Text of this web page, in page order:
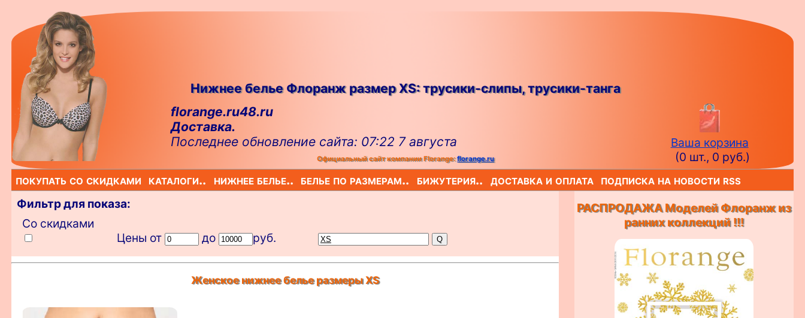
Нижнее белье Флоранж размер XS: трусики-слипы, трусики-танга
florange.ru48.ru
Доставка.
Последнее обновление сайта: 07:22 7 августа
Официальный сайт компании Florange:florange.ru
Ваша корзина
(0 шт., 0 руб.)
покупать со скидками каталоги.. нижнее белье.. белье по размерам.. бижутерия.. доставка и оплата подписка на новости rss
Фильтр для показа:
Со скидками
Цены от
до руб.
Женское нижнее белье размеры XS
РАСПРОДАЖА Моделей Флоранж из
ранних коллекций !!!